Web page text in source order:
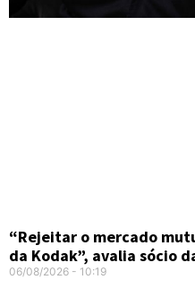
“Rejeitar o mercado
da Kodak”, avalia sócio
06/08/2026 10:19